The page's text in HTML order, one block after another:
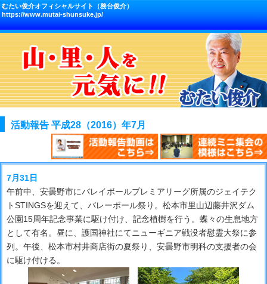
むたい俊介オフィシャルサイト（務台俊介）
https://www.mutai-shunsuke.jp/
活動報告 平成28（2016）年7月
7月31日
午前中、安曇野市にバレイボールプレミアリーグ所属のジェイテク
トSTINGSを迎えて、バレーボール祭り。松本市里山辺藤井沢ダム
公園15周年記念事業に駆け付け、記念植樹を行う。蝶々の生息地方
として有名。昼に、護国神社にてニューギニア戦没者慰霊大祭に参
列。午後、松本市村井商店街の夏祭り、安曇野市明科の支援者の会
に駆け付ける。